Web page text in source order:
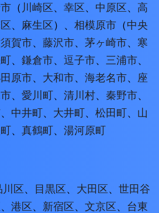
（ 川崎区、 幸区、 中原区、 高
、 麻生区）、 相模原市 （中央
賀市、 藤沢市、 茅ヶ崎市、 寒
、 鎌倉市、 逗子市、 三浦市、
原市、 大和市、 海老名市、 座
、 愛川町、 清川村、 秦野市、
、 中井町、 大井町、 松田町、 山
、 真鶴町、 湯河原町
川区、 目黒区、 大田区、 世田谷
、 港区、 新宿区、 文京区、 台東